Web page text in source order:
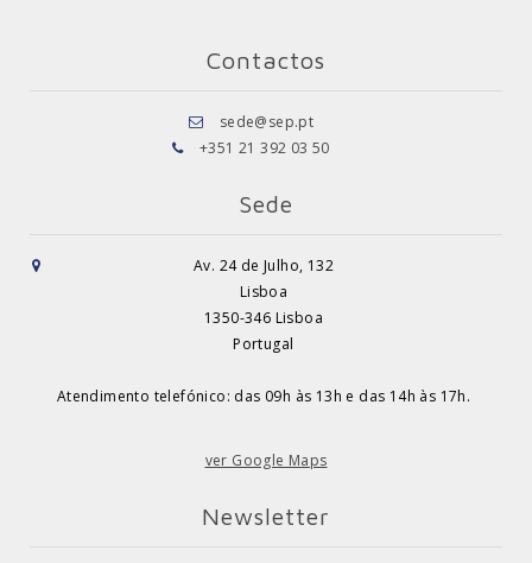
Contactos
sede@sep.pt
+351 21 392 03 50
Sede
Av. 24 de Julho, 132
Lisboa
1350-346 Lisboa
Portugal
Atendimento telefónico: das 09h às 13h e das 14h às 17h.
ver Google Maps
Newsletter